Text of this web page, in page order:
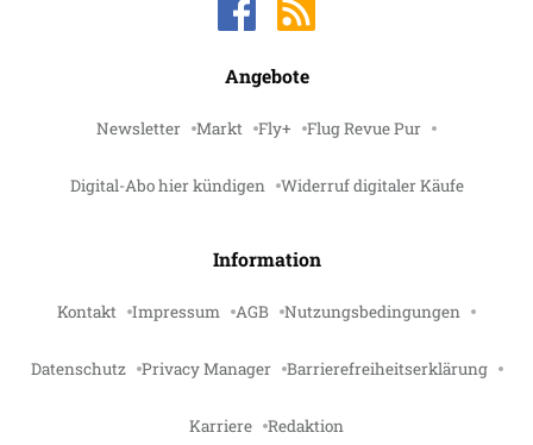
Angebote
Newsletter Markt Fly+ Flug Revue Pur
Digital-Abo hier kündigen Widerruf digitaler Käufe
Information
Kontakt Impressum AGB Nutzungsbedingungen
Datenschutz Privacy Manager Barrierefreiheitserklärung
Karriere Redaktion